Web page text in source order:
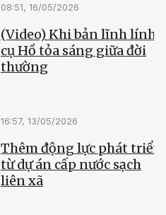
08:51, 16/05/2026
(Video) Khi bản lĩnh lính
cụ Hồ tỏa sáng giữa đời
thường
16:57, 13/05/2026
Thêm động lực phát triển
từ dự án cấp nước sạch
liên xã